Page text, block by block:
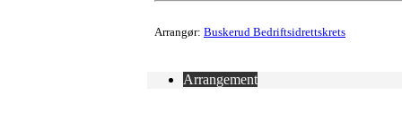
Arrangør: Buskerud Bedriftsidrettskrets
Arrangement